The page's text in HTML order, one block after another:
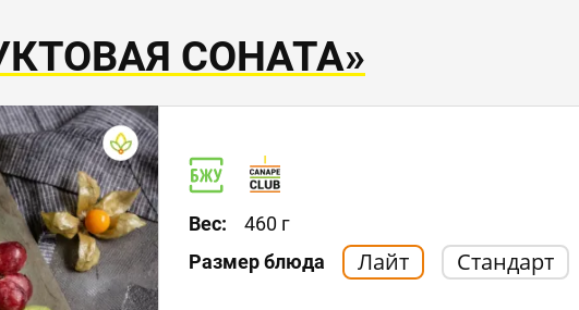
СОНАТА»
Пищевая ценность в 100 г / 63,6 kcal
Белки: 0,0
Вес:
460 г
Размер блюда
Лайт Стандарт